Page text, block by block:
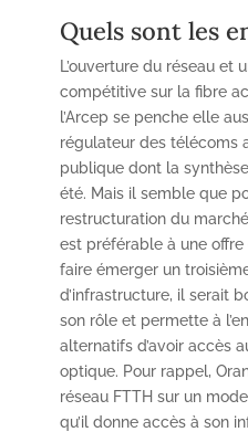
Quels sont les
L’ouverture du réseau et
compétitive sur la fibre
l’Arcep se penche elle
régulateur des télécoms
publique dont la
été. Mais il semble que
restructuration du
est préférable à une
faire émerger un
d’infrastructure, il serait
son rôle et permette à
alternatifs d’avoir accès
optique. Pour rappel,
réseau FTTH sur un
qu’il donne accès à son